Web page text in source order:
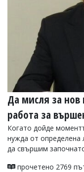
Да мисля за
работа за
Когато дойде
нужда от определена
да свършим
прочетено 2769